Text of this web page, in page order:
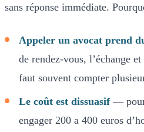
sans réponse immédiate.
Appeler un avocat prend
de rendez-vous, l’échange
faut souvent compter
Le coût est dissuasif— pour
engager 200 a 400 euros